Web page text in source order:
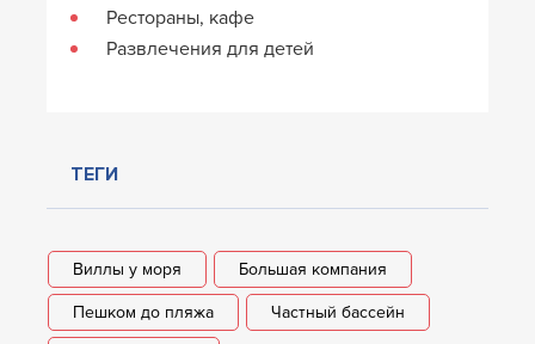
Рестораны, кафе
Развлечения для детей
ТЕГИ
Виллы у моря Большая компания
Пешком до пляжа Частный бассейн